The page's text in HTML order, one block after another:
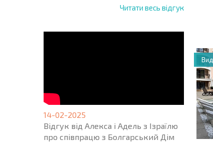
Читати весь відгук
14-02-2025
Відгук від Алекса і Адель з Ізраїлю
про співпрацю з Болгарський Дім